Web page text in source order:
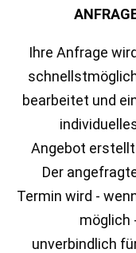
Ihre Anfrage wird
bearbeitet und
Angebot
Der
Termin wird -
möglich
unverbindlich